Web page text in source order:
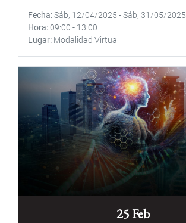
Fecha Sáb, 12/04/2025 -Sáb, 31/05/2025
Hora 09:00 - 13:00
Lugar Modalidad Virtual
25 Feb